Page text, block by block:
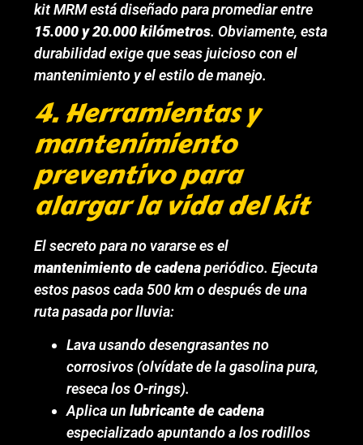
kit MRM está diseñado para promediar entre
15.000 y 20.000 kilómetros. Obviamente, esta
durabilidad exige que seas juicioso con el
mantenimiento y el estilo de manejo.
4. Herramientas y
mantenimiento
preventivo para
alargar la vida del kit
El secreto para no vararse es el
mantenimiento de cadenaperiódico. Ejecuta
estos pasos cada 500 km o después de una
ruta pasada por lluvia:
Lava usando desengrasantes no
corrosivos (olvídate de la gasolina pura,
reseca los O-rings).
Aplica unlubricante de cadena
especializado apuntando a los rodillos